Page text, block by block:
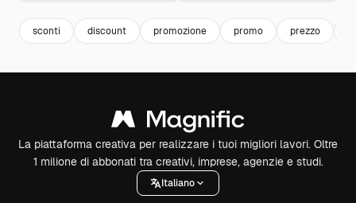
sconti discount promozione promo prezzo
La piattaforma creativa per realizzare i tuoi migliori lavori. Oltre
1 milione di abbonati tra creativi, imprese, agenzie e studi.
Italiano